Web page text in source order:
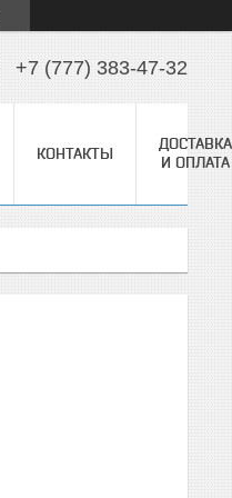
+7 (777) 383-47-32
КОНТАКТЫ
ДОСТАВКА
И ОПЛАТА